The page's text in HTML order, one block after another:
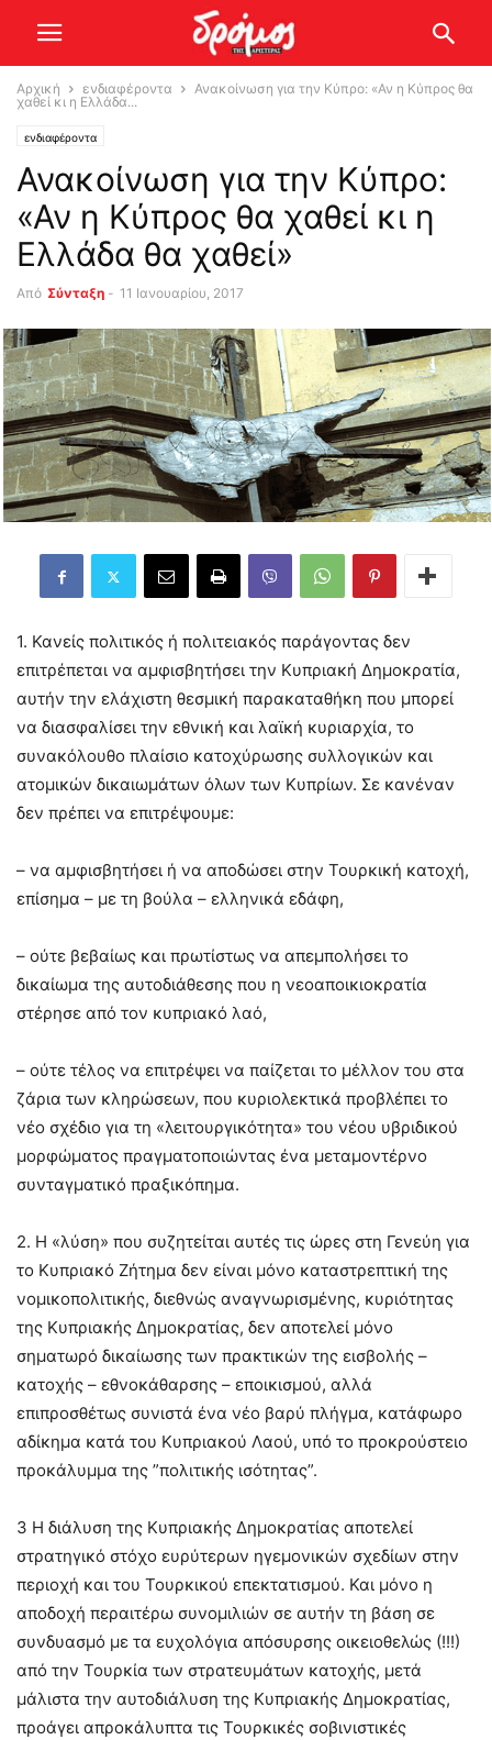
Αρχική ενδιαφέροντα
Ανακοίνωση για την Κύπρο: «Αν η Κύπρος θα
χαθεί κι η Ελλάδα...
ενδιαφέροντα
Ανακοίνωση για την Κύπρο:
«Αν η Κύπρος θα χαθεί κι η
Ελλάδα θα χαθεί»
Από Σύνταξη - 11 Ιανουαρίου, 2017
1. Κανείς πολιτικός ή πολιτειακός παράγοντας δεν
επιτρέπεται να αμφισβητήσει την Κυπριακή Δημοκρατία,
αυτήν την ελάχιστη θεσμική παρακαταθήκη που μπορεί
να διασφαλίσει την εθνική και λαϊκή κυριαρχία, το
συνακόλουθο πλαίσιο κατοχύρωσης συλλογικών και
ατομικών δικαιωμάτων όλων των Κυπρίων. Σε κανέναν
δεν πρέπει να επιτρέψουμε:
– να αμφισβητήσει ή να αποδώσει στην Τουρκική κατοχή,
επίσημα – με τη βούλα – ελληνικά εδάφη,
– ούτε βεβαίως και πρωτίστως να απεμπολήσει το
δικαίωμα της αυτοδιάθεσης που η νεοαποικιοκρατία
στέρησε από τον κυπριακό λαό,
– ούτε τέλος να επιτρέψει να παίζεται το μέλλον του στα
ζάρια των κληρώσεων, που κυριολεκτικά προβλέπει το
νέο σχέδιο για τη «λειτουργικότητα» του νέου υβριδικού
μορφώματος πραγματοποιώντας ένα μεταμοντέρνο
συνταγματικό πραξικόπημα.
2. Η «λύση» που συζητείται αυτές τις ώρες στη Γενεύη για
το Κυπριακό Ζήτημα δεν είναι μόνο καταστρεπτική της
νομικοπολιτικής, διεθνώς αναγνωρισμένης, κυριότητας
της Κυπριακής Δημοκρατίας, δεν αποτελεί μόνο
σηματωρό δικαίωσης των πρακτικών της εισβολής –
κατοχής – εθνοκάθαρσης – εποικισμού, αλλά
επιπροσθέτως συνιστά ένα νέο βαρύ πλήγμα, κατάφωρο
αδίκημα κατά του Κυπριακού Λαού, υπό το προκρούστειο
προκάλυμμα της ”πολιτικής ισότητας”.
3 Η διάλυση της Κυπριακής Δημοκρατίας αποτελεί
στρατηγικό στόχο ευρύτερων ηγεμονικών σχεδίων στην
περιοχή και του Τουρκικού επεκτατισμού. Και μόνο η
αποδοχή περαιτέρω συνομιλιών σε αυτήν τη βάση σε
συνδυασμό με τα ευχολόγια απόσυρσης οικειοθελώς (!!!)
από την Τουρκία των στρατευμάτων κατοχής, μετά
μάλιστα την αυτοδιάλυση της Κυπριακής Δημοκρατίας,
προάγει απροκάλυπτα τις Τουρκικές σοβινιστικές